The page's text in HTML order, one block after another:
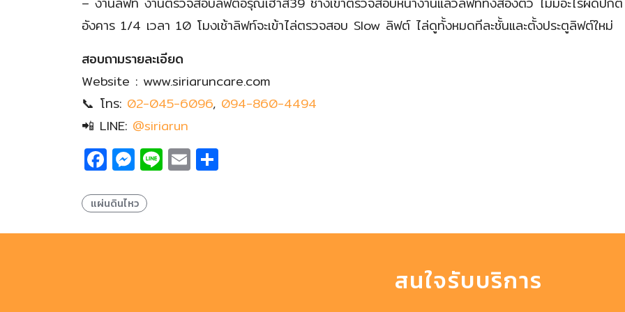
อังคาร 1/4 เวลา 10 โมงเช้าลิฟท์จะเข้าไล่ตรวจสอบ Slow ลิฟต์ ไล่ดูทั้งหมดทีละชั้นและตั้งประตูลิฟต์ใหม่
สอบถามรายละเอียด
Website : www.siriaruncare.com
📞 โทร: 02-045-6096, 094-860-4494
📲 LINE: @siriarun
Facebook
Messenger
LineEmail
แผ่นดินไหว
สนใจรับบริการ